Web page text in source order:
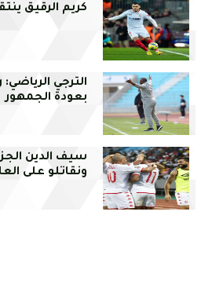
كريم الرقيق
الترجي
بعودة الجمهور
ونقاتلو على